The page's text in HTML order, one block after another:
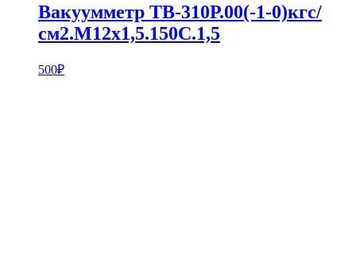
Вакуумметр ТВ-310Р.00(-1-0)кгс/
см2.M12х1,5.150С.1,5
500₽